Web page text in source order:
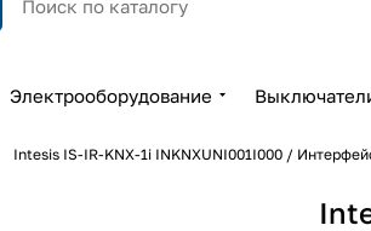
Электрооборудование
Intesis IS-IR-KNX-1i INKNXUNI001I000 /